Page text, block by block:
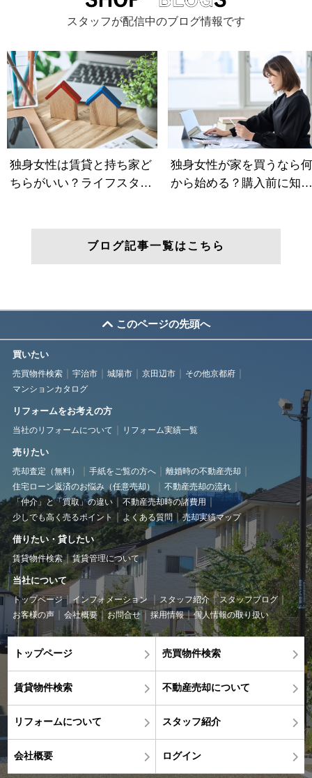
スタッフが配信中のブログ情報です
ブログ記事一覧はこちら
このページの先頭へ
買いたい
売買物件検索 宇治市 城陽市 京田辺市
その他京都府
マンションカタログ
リフォームをお考えの方
当社のリフォームについて リフォーム実績一覧
売りたい
売却査定（無料） 手紙をご覧の方へ
離婚時の不動産売却
住宅ローン返済のお悩み（任意売却）
不動産売却の流れ
「仲介」と「買取」の違い
不動産売却時の諸費用
少しでも高く売るポイント
よくある質問 売却実績マップ
借りたい・貸したい
賃貸物件検索 賃貸管理について
当社について
トップページ インフォメーション スタッフ紹介
スタッフブログ
お客様の声
会社概要 お問合せ 採用情報 個人情報の取り扱い
トップページ 売買物件検索
賃貸物件検索 不動産売却について
リフォームについて スタッフ紹介
会社概要 ログイン